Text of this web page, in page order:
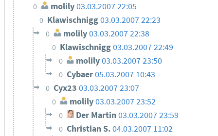
0 molily 03.03.2007 22:05
0 Klawischnigg03.03.2007 22:23
0 molily03.03.2007 22:38
0 Klawischnigg03.03.2007 22:49
0 molily03.03.2007 23:50
0 Cybaer05.03.2007 10:43
0 Cyx2303.03.2007 23:07
0 molily03.03.2007 23:52
0 Der Martin03.03.2007 23:59
0 Christian S.04.03.2007 11:02